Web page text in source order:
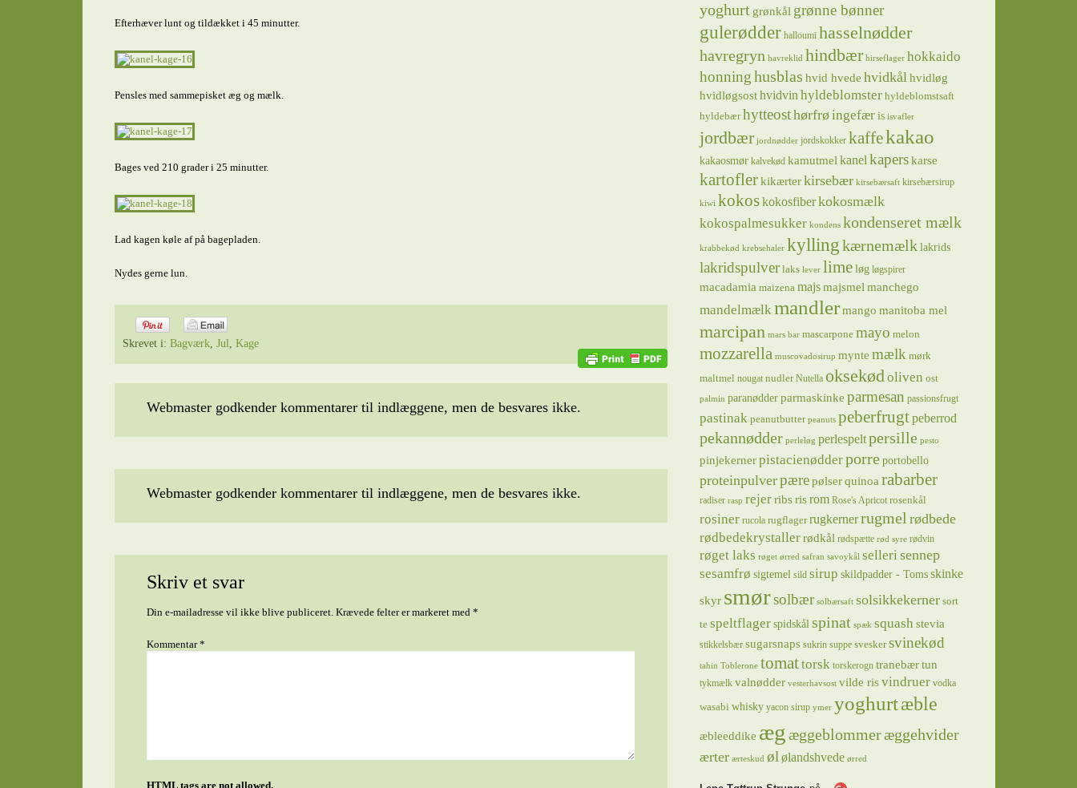
Efterhæver lunt og tildækket i 45 minutter.
Pensles med sammepisket æg og mælk.
Bages ved 210 grader i 25 minutter.
Lad kagen køle af på bagepladen.
Nydes gerne lun.
Skrevet i: Bagværk, Jul, Kage
Webmaster godkender kommentarer til indlæggene, men de besvares ikke.
Webmaster godkender kommentarer til indlæggene, men de besvares ikke.
Skriv et svar
Din e-mailadresse vil ikke blive publiceret. Krævede felter er markeret med *
Kommentar*
HTML tags are not allowed.
yoghurt grønkål grønne bønner
gulerødder halloumi hasselnødder
havregryn havreklid hindbær hirseflager hokkaido
honninghusblas hvid hvede hvidkål hvidløg
hvidløgsost hvidvin hyldeblomster hyldeblomstsaft
hyldebær hytteosthørfrøingefær is isvafler
jordbær jordnødder jordskokker kaffekakao
kakaosmør kalvekød kamutmel kanelkapers karse
kartofler kikærter kirsebær kirsebærsaft kirsebærsirup
kiwi kokos kokosfiber kokosmælk
kokospalmesukker kondens kondenseret mælk
krabbekød krebsehaler kyllingkærnemælk lakrids
lakridspulver laks lever lime løg løgspirer
macadamia maizena majs majsmel manchego
mandelmælkmandler mango manitoba mel
marcipan mars bar mascarpone mayo melon
mozzarella muscovadosirup mynte mælk mørk
maltmel nougat nudler Nutella oksekødoliven ost
palmin paranødder parmaskinke parmesan passionsfrugt
pastinak peanutbutter peanuts peberfrugtpeberrod
pekannødder perleløg perlespelt persille pesto
pinjekerner pistacienødderporre portobello
proteinpulverpære pølser quinoa rabarber
radiser rasp rejer ribs ris rom Rose's Apricot rosenkål
rosiner rucola rugflager rugkernerrugmel rødbede
rødbedekrystaller rødkål rødspætte rød syre rødvin
røget laks røget ørred safran savoykål sellerisennep
sesamfrø sigtemel sild sirup skildpadder - Toms skinke
skyr smørsolbær solbærsaft solsikkekerner sort
te speltflager spidskål spinat spæk squash stevia
stikkelsbær sugarsnaps sukrin suppe svesker svinekød
tahin Toblerone tomattorsk torskerogn tranebær tun
tykmælk valnødder vesterhavsost vilde ris vindruer vodka
wasabi whisky yacon sirup ymer yoghurtæble
æbleeddike æg æggeblommeræggehvider
ærter ærteskud øl ølandshvede ørred